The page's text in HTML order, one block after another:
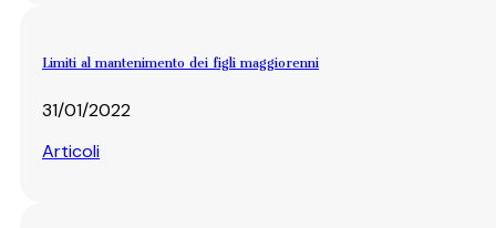
Limiti al mantenimento dei figli maggiorenni
31/01/2022
Articoli